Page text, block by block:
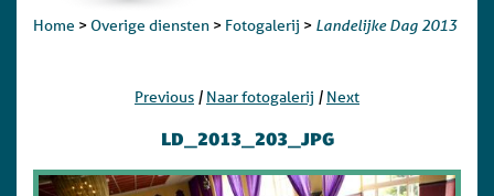
Home > Overige diensten > Fotogalerij > Landelijke Dag 2013
Previous | Naar fotogalerij | Next
LD_2013_203_JPG